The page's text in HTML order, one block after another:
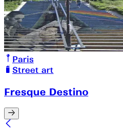
Paris
Street art
Fresque Destino